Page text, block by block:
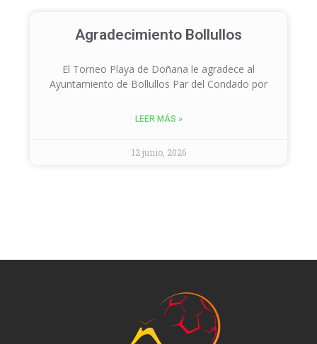
Agradecimiento Bollullos
El Torneo Playa de Doñana le agradece al
Ayuntamiento de Bollullos Par del Condado por
LEER MÁS »
12 junio, 2026